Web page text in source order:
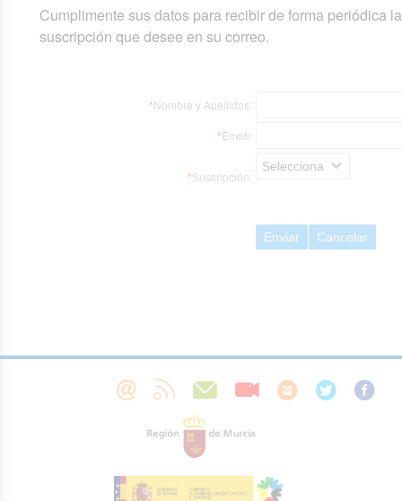
Cumplimente sus datos para recibir de forma periódica
suscripción que desee en su correo.
*Nombre y Apellidos:
*Email:
*Suscripción:
Selecciona
Enviar Cancelar